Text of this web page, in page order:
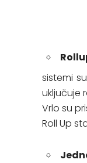
sistemi
uključuje
Vrlo su
Roll Up